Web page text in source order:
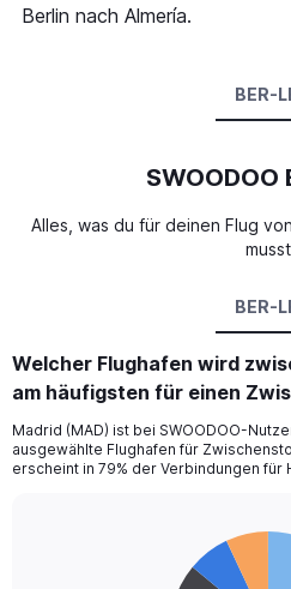
Berlin nach Almería.
BER-
SWOODOO
Alles, was du für deinen Flug
musst
BER-
Welcher Flughafen wird
am häufigsten für einen
Madrid (MAD) ist bei SWOODOO-
ausgewählte Flughafen für
erscheint in 79% der Verbindungen für